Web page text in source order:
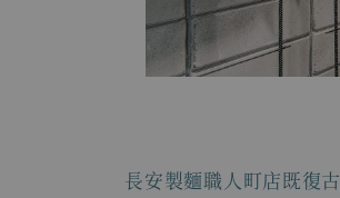
長安製麵職人町店既復